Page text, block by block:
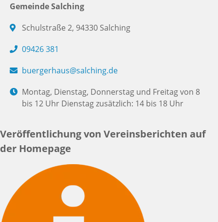
Gemeinde Salching
Schulstraße 2, 94330 Salching
09426 381
buergerhaus@salching.de
Montag, Dienstag, Donnerstag und Freitag von 8
bis 12 Uhr Dienstag zusätzlich: 14 bis 18 Uhr
Veröffentlichung von Vereinsberichten auf
der Homepage